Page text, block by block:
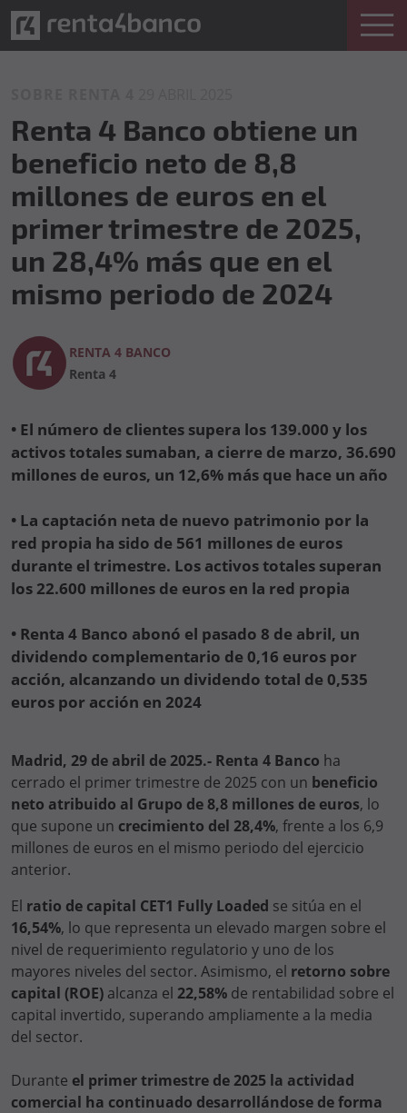
Renta 4 Banco obtiene un
beneficio neto de 8,8
millones de euros en el
primer trimestre de 2025,
un 28,4% más que en el
mismo periodo de 2024
RENTA 4 BANCO
Renta 4
• El número de clientes supera los 139.000 y los
activos totales sumaban, a cierre de marzo, 36.690
millones de euros, un 12,6% más que hace un año
• La captación neta de nuevo patrimonio por la
red propia ha sido de 561 millones de euros
durante el trimestre. Los activos totales superan
los 22.600 millones de euros en la red propia
• Renta 4 Banco abonó el pasado 8 de abril, un
dividendo complementario de 0,16 euros por
acción, alcanzando un dividendo total de 0,535
euros por acción en 2024
Madrid, 29 de abril de 2025.- Renta 4 Banco ha
cerrado el primer trimestre de 2025 con un beneficio
neto atribuido al Grupo de 8,8 millones de euros, lo
que supone un crecimiento del 28,4%, frente a los 6,9
millones de euros en el mismo periodo del ejercicio
anterior.
El ratio de capital CET1 Fully Loaded se sitúa en el
16,54%, lo que representa un elevado margen sobre el
nivel de requerimiento regulatorio y uno de los
mayores niveles del sector. Asimismo, el retorno sobre
capital (ROE) alcanza el 22,58% de rentabilidad sobre el
capital invertido, superando ampliamente a la media
del sector.
Durante el primer trimestre de 2025 la actividad
comercial ha continuado desarrollándose de forma